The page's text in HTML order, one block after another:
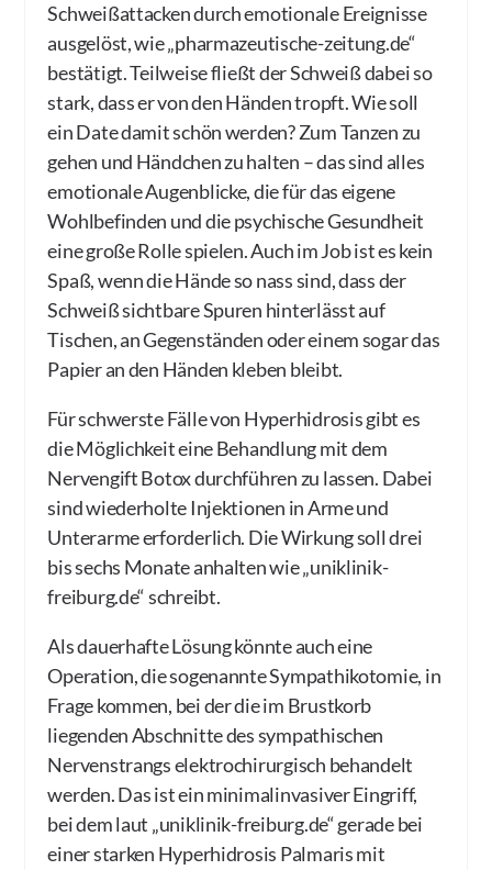
Schweißattacken durch emotionale Ereignisse
ausgelöst, wie „pharmazeutische-zeitung.de“
bestätigt. Teilweise fließt der Schweiß dabei so
stark, dass er von den Händen tropft. Wie soll
ein Date damit schön werden? Zum Tanzen zu
gehen und Händchen zu halten – das sind alles
emotionale Augenblicke, die für das eigene
Wohlbefinden und die psychische Gesundheit
eine große Rolle spielen. Auch im Job ist es kein
Spaß, wenn die Hände so nass sind, dass der
Schweiß sichtbare Spuren hinterlässt auf
Tischen, an Gegenständen oder einem sogar das
Papier an den Händen kleben bleibt.
Für schwerste Fälle von Hyperhidrosis gibt es
die Möglichkeit eine Behandlung mit dem
Nervengift Botox durchführen zu lassen. Dabei
sind wiederholte Injektionen in Arme und
Unterarme erforderlich. Die Wirkung soll drei
bis sechs Monate anhalten wie „uniklinik-
freiburg.de“ schreibt.
Als dauerhafte Lösung könnte auch eine
Operation, die sogenannte Sympathikotomie, in
Frage kommen, bei der die im Brustkorb
liegenden Abschnitte des sympathischen
Nervenstrangs elektrochirurgisch behandelt
werden. Das ist ein minimalinvasiver Eingriff,
bei dem laut „uniklinik-freiburg.de“ gerade bei
einer starken Hyperhidrosis Palmaris mit